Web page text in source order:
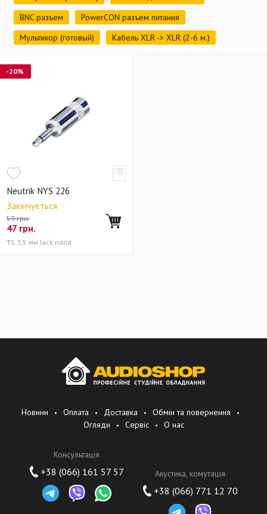
BNC разъем
PowerCON разъем питания
Мультикор (готовый)
Кабель XLR -> XLR (2-6 м.)
Neutrik NYS 226
Закінчується
59 грн.
47 грн.
TS 3,5 мм Jack папа
-20%
Новини Оплата Доставка
Обмін та повернення
Огляди
Сервіс О нас
Консультація
+38 (066) 161 57 57 Акустика, комутація
+38 (066) 771 12 70